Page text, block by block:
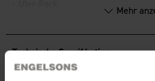
Mehr
Technische Spezifikation